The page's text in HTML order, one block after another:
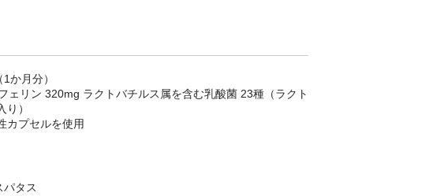
か月分）
ェリン 320mg ラクトバチルス属を含む乳酸菌 23種（ラクト
）
カプセルを使用
パタス